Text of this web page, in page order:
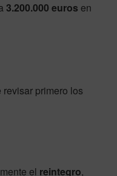
3.200.000 euros en
primero los
el reintegro,